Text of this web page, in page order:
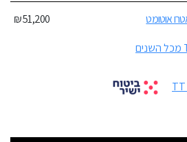
51,200 ₪